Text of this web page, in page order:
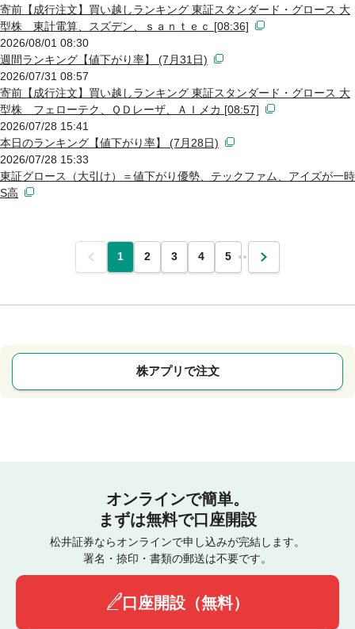
寄前【成行注文】買い越しランキング 東証スタンダード・グロース 大
型株 東計電算、スズデン、ｓａｎｔｅｃ [08:36]
2026/08/01 08:30
週間ランキング【値下がり率】 (7月31日)
2026/07/31 08:57
寄前【成行注文】買い越しランキング 東証スタンダード・グロース 大
型株 フェローテク、ＱＤレーザ、ＡＩメカ [08:57]
2026/07/28 15:41
本日のランキング【値下がり率】 (7月28日)
2026/07/28 15:33
東証グロース（大引け）＝値下がり優勢、テックファム、アイズが一時
S高
前 1 2 3 4 5 … 次
株アプリで注文
オンラインで簡単。
まずは無料で口座開設
松井証券ならオンラインで申し込みが完結します。
署名・捺印・書類の郵送は不要です。
口座開設（無料）